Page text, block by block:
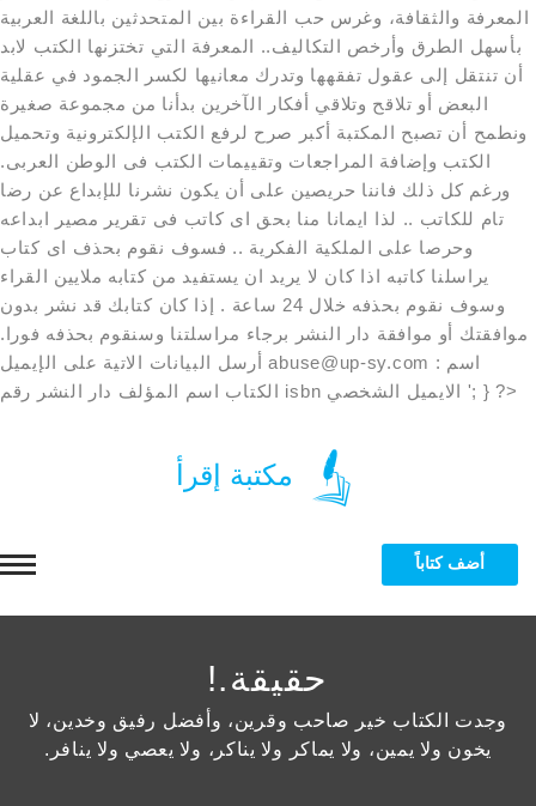
المعرفة والثقافة، وغرس حب القراءة بين المتحدثين باللغة العربية
بأسهل الطرق وأرخص التكاليف.. المعرفة التي تختزنها الكتب لابد
أن تنتقل إلى عقول تفقهها وتدرك معانيها لكسر الجمود في عقلية
البعض أو تلاقح وتلاقي أفكار الآخرين بدأنا من مجموعة صغيرة
ونطمح أن تصبح المكتبة أكبر صرح لرفع الكتب الإلكترونية وتحميل
الكتب وإضافة المراجعات وتقييمات الكتب فى الوطن العربى.
ورغم كل ذلك فاننا حريصين على أن يكون نشرنا للإبداع عن رضا
تام للكاتب .. لذا ايمانا منا بحق اى كاتب فى تقرير مصير ابداعه
وحرصا على الملكية الفكرية .. فسوف نقوم بحذف اى كتاب
يراسلنا كاتبه اذا كان لا يريد ان يستفيد من كتابه ملايين القراء
وسوف نقوم بحذفه خلال 24 ساعة . إذا كان كتابك قد نشر بدون
موافقتك أو موافقة دار النشر برجاء مراسلتنا وسنقوم بحذفه فورا.
أرسل البيانات الاتية على الإيميل abuse@up-sy.com : اسم
الكتاب اسم المؤلف دار النشر رقم isbn الايميل الشخصي '; } ?>
مكتبة إقرأ
أضف كتاباً
التصنيفات
حقيقة.!
وجدت الكتاب خير صاحب وقرين، وأفضل رفيق وخدين، لا
يخون ولا يمين، ولا يماكر ولا يناكر، ولا يعصي ولا ينافر.